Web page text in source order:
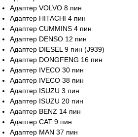
Адаптер VOLVO 8 пин
Адаптер HITACHI 4 пин
Адаптер CUMMINS 4 пин
Адаптер DENSO 12 пин
Адаптер DIESEL 9 пин (J939)
Адаптер DONGFENG 16 пин
Адаптер IVECO 30 пин
Адаптер IVECO 38 пин
Адаптер ISUZU 3 пин
Адаптер ISUZU 20 пин
Адаптер BENZ 14 пин
Адаптер CAT 9 пин
Адаптер MAN 37 пин